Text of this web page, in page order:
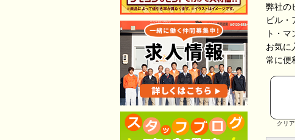
弊社の
ビル・
ト・
お気に
常に便
クリ